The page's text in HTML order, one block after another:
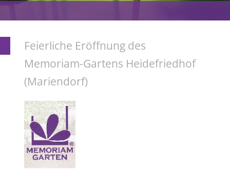
Feierliche Eröffnung des
Memoriam-Gartens Heidefriedhof
(Mariendorf)